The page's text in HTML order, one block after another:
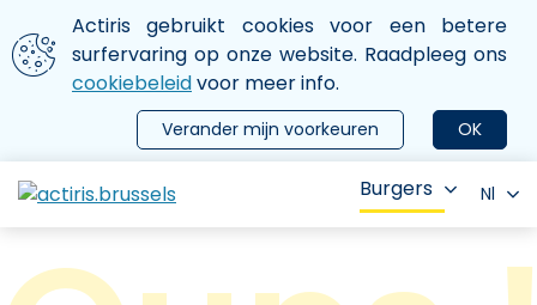
Aller au contenu principal
We gebruiken cookies
Actiris gebruikt cookies voor een betere
surfervaring op onze website. Raadpleeg ons
cookiebeleidvoor meer info.
OK
Verander mijn voorkeuren
le menu
Burgers Nl